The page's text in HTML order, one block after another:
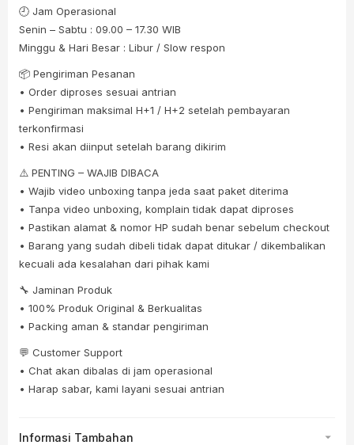
🕘 Jam Operasional
Senin – Sabtu : 09.00 – 17.30 WIB
Minggu & Hari Besar : Libur / Slow respon
📦 Pengiriman Pesanan
• Order diproses sesuai antrian
• Pengiriman maksimal H+1 / H+2 setelah pembayaran
terkonfirmasi
• Resi akan diinput setelah barang dikirim
⚠️ PENTING – WAJIB DIBACA
• Wajib video unboxing tanpa jeda saat paket diterima
• Tanpa video unboxing, komplain tidak dapat diproses
• Pastikan alamat & nomor HP sudah benar sebelum checkout
• Barang yang sudah dibeli tidak dapat ditukar / dikembalikan
kecuali ada kesalahan dari pihak kami
🔧 Jaminan Produk
• 100% Produk Original & Berkualitas
• Packing aman & standar pengiriman
💬 Customer Support
• Chat akan dibalas di jam operasional
• Harap sabar, kami layani sesuai antrian
Informasi Tambahan